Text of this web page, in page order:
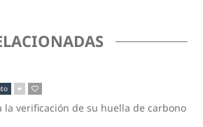
la verificación de su huella de carbono